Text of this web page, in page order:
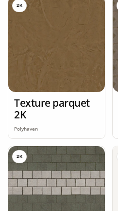
2K
Texture parquet
2K
Polyhaven
2K